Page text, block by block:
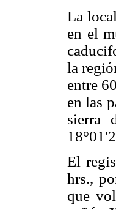
La
en el
la
entre
en las
sierra
El
hrs.,
que